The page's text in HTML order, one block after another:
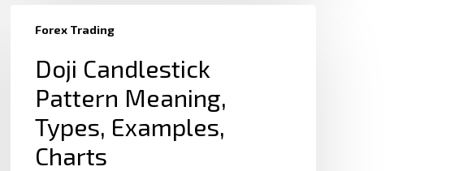
Forex Trading
Doji Candlestick
Pattern Meaning,
Types, Examples,
Charts